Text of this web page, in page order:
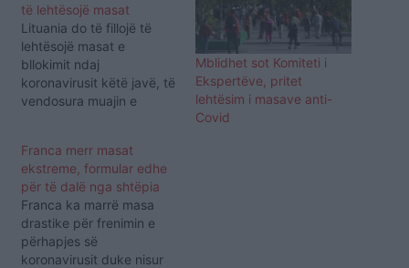
të lehtësojë masat
Lituania do të fillojë të
lehtësojë masat e
bllokimit ndaj
koronavirusit këtë javë, të
vendosura muajin e
Lituania ka hasur një rritje
të mprehtë të rasteve nga
Covid-19 që u ndesh në
Evropë, si në Itali, Spanjë,
Britani të Madhe," tha
shefi i…
Mblidhet sot Komiteti i
Ekspertëve, pritet
lehtësim i masave anti-
Covid
Franca merr masat
ekstreme, formular edhe
për të dalë nga shtëpia
Franca ka marrë masa
drastike për frenimin e
përhapjes së
koronavirusit duke nisur